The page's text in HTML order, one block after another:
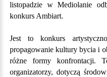
listopadzie w Mediolanie
konkurs Ambiart.
Jest to konkurs
propagowanie kultury bycia i
różne formy konfrontacji.
organizatorzy, dotyczą